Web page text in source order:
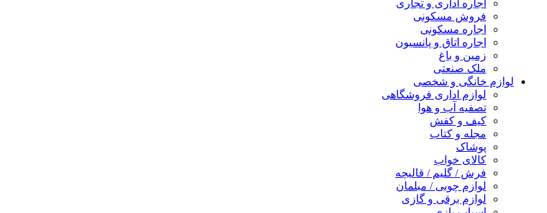
اجاره اداری و تجاری
فروش مسکونی
اجاره مسکونی
اجاره اتاق و پانسیون
زمین و باغ
ملک صنعتی
لوازم خانگی و شخصی
لوازم اداری فروشگاهی
تصفیه آب و هوا
کیف و کفش
مجله و کتاب
پوشاک
کالای خواب
فرش / گلیم / قالیچه
لوازم چوبی / مبلمان
لوازم برقی و گازی